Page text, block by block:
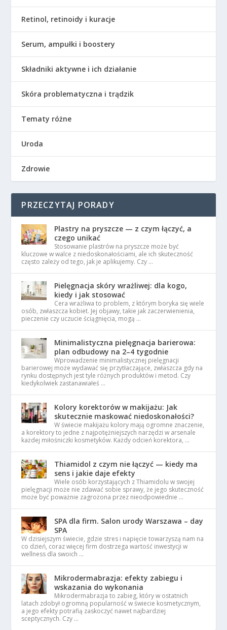
Retinol, retinoidy i kuracje
Serum, ampułki i boostery
Składniki aktywne i ich działanie
Skóra problematyczna i trądzik
Tematy różne
Uroda
Zdrowie
PRZECZYTAJ PORADY
Plastry na pryszcze — z czym łączyć, a
czego unikać
Stosowanie plastrów na pryszcze może być
kluczowe w walce z niedoskonałościami, ale ich skuteczność
często zależy od tego, jak je aplikujemy. Czy …
Pielęgnacja skóry wrażliwej: dla kogo,
kiedy i jak stosować
Cera wrażliwa to problem, z którym boryka się wiele
osób, zwłaszcza kobiet. Jej objawy, takie jak zaczerwienienia,
pieczenie czy uczucie ściągnięcia, mogą …
Minimalistyczna pielęgnacja barierowa:
plan odbudowy na 2–4 tygodnie
Wprowadzenie minimalistycznej pielęgnacji
barierowej może wydawać się przytłaczające, zwłaszcza gdy na
rynku dostępnych jest tyle różnych produktów i metod. Czy
kiedykolwiek zastanawiałeś …
Kolory korektorów w makijażu: Jak
skutecznie maskować niedoskonałości?
W świecie makijażu kolory mają ogromne znaczenie,
a korektory to jedne z najpotężniejszych narzędzi w arsenale
każdej miłośniczki kosmetyków. Każdy odcień korektora, …
Thiamidol z czym nie łączyć — kiedy ma
sens i jakie daje efekty
Wiele osób korzystających z Thiamidolu w swojej
pielęgnacji może nie zdawać sobie sprawy, że jego skuteczność
może być poważnie zagrożona przez nieodpowiednie …
SPA dla firm. Salon urody Warszawa – day
SPA
W dzisiejszym świecie, gdzie stres i napięcie towarzyszą nam na
co dzień, coraz więcej firm dostrzega wartość inwestycji w
wellness dla swoich …
Mikrodermabrazja: efekty zabiegu i
wskazania do wykonania
Mikrodermabrazja to zabieg, który w ostatnich
latach zdobył ogromną popularność w świecie kosmetycznym,
a jego efekty potrafią zaskoczyć nawet najbardziej
sceptycznych. Czy …